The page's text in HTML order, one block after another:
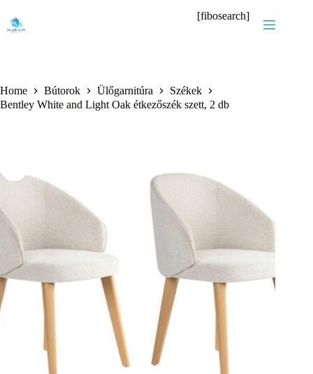
content
[fibosearch]
Home Bútorok Ülőgarnitúra
Székek
Bentley White and Light Oak étkezőszék szett, 2 db